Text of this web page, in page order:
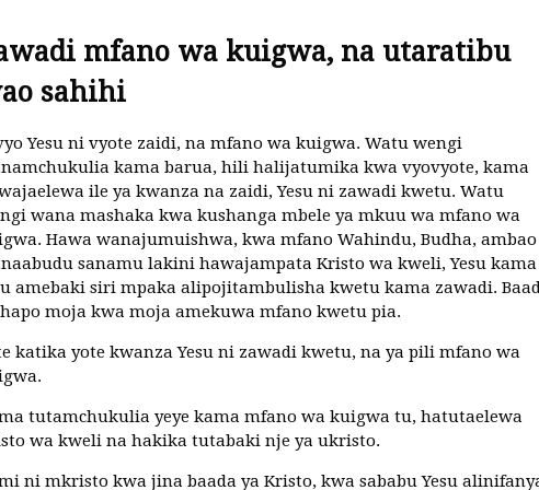
mfano wa kuigwa, na utaratibu
sahihi
Yesu ni vyote zaidi, na mfano wa kuigwa. Watu wengi
kama barua, hili halijatumika kwa vyovyote, kama
ile ya kwanza na zaidi, Yesu ni zawadi kwetu. Watu
wana mashaka kwa kushanga mbele ya mkuu wa mfano wa
Hawa wanajumuishwa, kwa mfano Wahindu, Budha, ambao
sanamu lakini hawajampata Kristo wa kweli, Yesu kama
amebaki siri mpaka alipojitambulisha kwetu kama zawadi.
moja kwa moja amekuwa mfano kwetu pia.
katika yote kwanza Yesu ni zawadi kwetu, na ya pili mfano wa
tutamchukulia yeye kama mfano wa kuigwa tu, hatutaelewa
wa kweli na hakika tutabaki nje ya ukristo.
ni mkristo kwa jina baada ya Kristo, kwa sababu Yesu